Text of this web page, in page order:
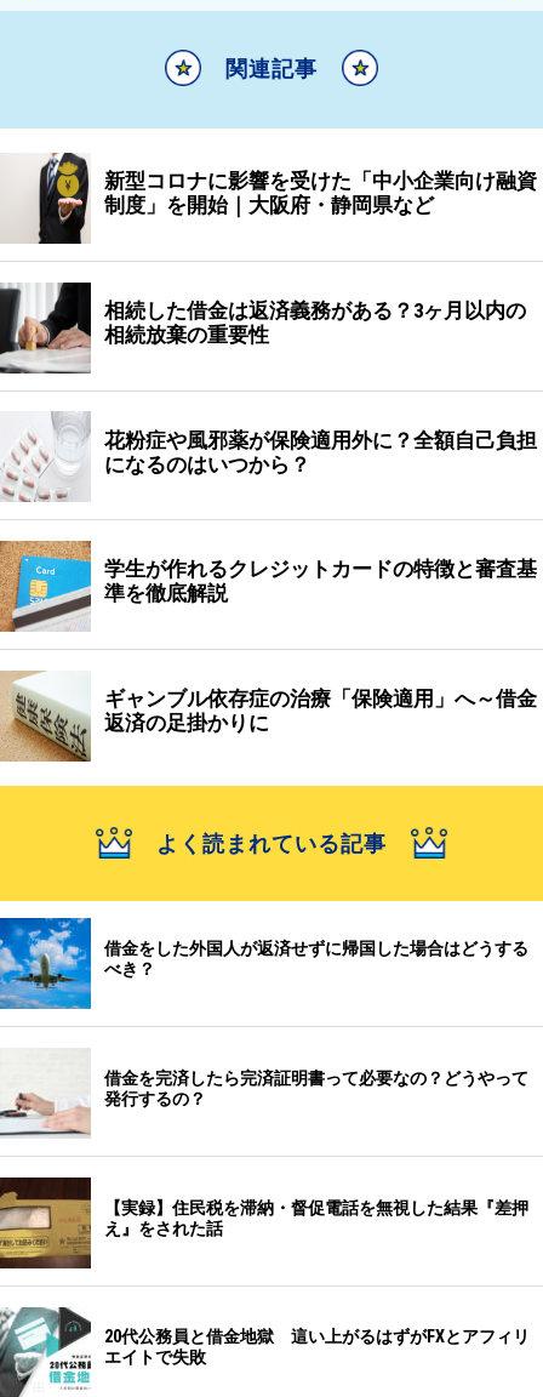
関連記事
新型コロナに影響を受けた「中小企業向け融資
制度」を開始｜大阪府・静岡県など
相続した借金は返済義務がある？3ヶ月以内の
相続放棄の重要性
花粉症や風邪薬が保険適用外に？全額自己負担
になるのはいつから？
学生が作れるクレジットカードの特徴と審査基
準を徹底解説
ギャンブル依存症の治療「保険適用」へ～借金
返済の足掛かりに
よく読まれている記事